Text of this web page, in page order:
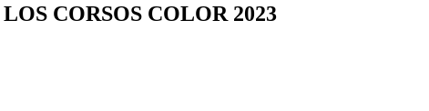
CORSOS COLOR 2023